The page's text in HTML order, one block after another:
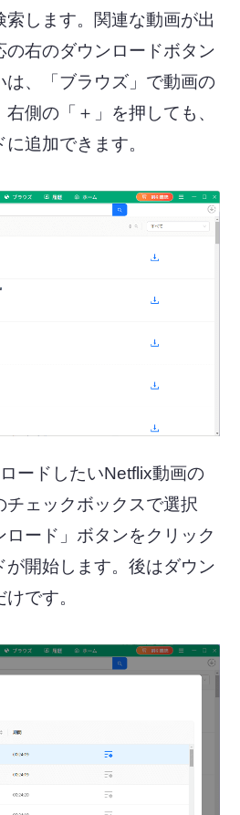
索します。関連な動画が出
の右のダウンロードボタン
は、「ブラウズ」で動画の
側の「＋」を押しても、
追加できます。
ードしたいNetflix動画の
チェックボックスで選択
ロード」ボタンをクリック
が開始します。後はダウン
です。